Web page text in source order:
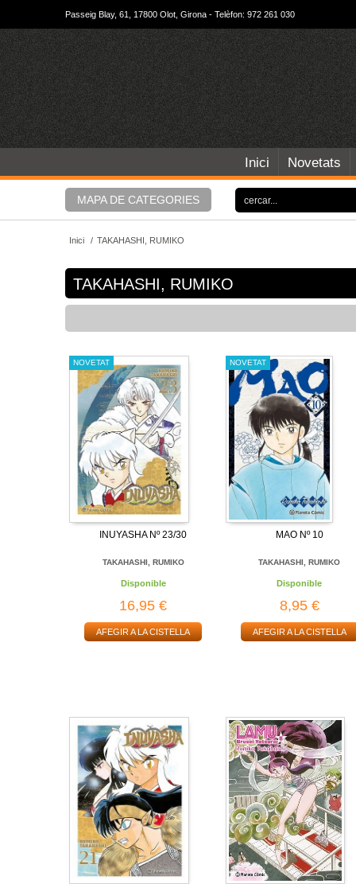
Passeig Blay, 61, 17800 Olot, Girona - Telèfon: 972 261 030
Inici Novetats
MAPA DE CATEGORIES
Inici / TAKAHASHI, RUMIKO
TAKAHASHI, RUMIKO
NOVETAT
INUYASHA Nº 23/30
TAKAHASHI, RUMIKO
Disponible
16,95 €
AFEGIR A LA CISTELLA
NOVETAT
MAO Nº 10
TAKAHASHI, RUMIKO
Disponible
8,95 €
AFEGIR A LA CISTELLA